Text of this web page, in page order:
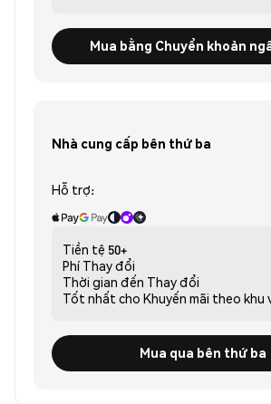
Mua bằng Chuyển khoản
Nhà cung cấp bên thứ ba
Hỗ trợ:
Tiền tệ 50+
Phí Thay đổi
Thời gian đến Thay đổi
Tốt nhất cho Khuyến mãi theo khu
Mua qua bên thứ ba